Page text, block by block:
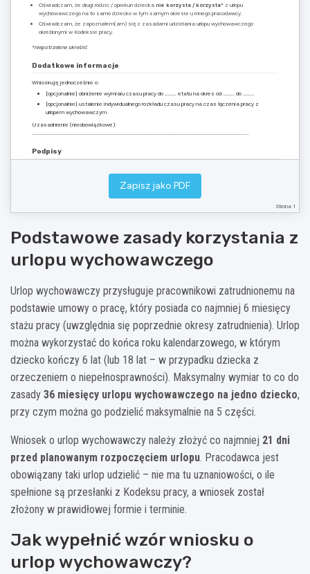
Oświadczam, że drugi rodzic / opiekun dziecka nie korzysta / korzysta* z urlopu
wychowawczego na to samo dziecko w tym samym okresie u innego pracodawcy.
Oświadczam, że zapoznałem(am) się z zasadami udzielania urlopu wychowawczego
określonymi w Kodeksie pracy.
*niepotrzebne skreślić
Dodatkowe informacje
Wnioskuję jednocześnie o:
[opcjonalnie] obniżenie wymiaru czasu pracy do ………. etatu na okres od ………. do ……….
[opcjonalnie] ustalenie indywidualnego rozkładu czasu pracy na czas łączenia pracy z
urlopem wychowawczym
Uzasadnienie (nieobowiązkowe):
Podpisy
[ ] Inna decyzja / uwagi: ………………………………………………………………………………………………………………..
……………………………………………………
przepisów Kodeksu pracy.
Strona 1
Zapisz jako PDF
Podstawowe zasady korzystania z
urlopu wychowawczego
Urlop wychowawczy przysługuje pracownikowi zatrudnionemu na
podstawie umowy o pracę, który posiada co najmniej 6 miesięcy
stażu pracy (uwzględnia się poprzednie okresy zatrudnienia). Urlop
można wykorzystać do końca roku kalendarzowego, w którym
dziecko kończy 6 lat (lub 18 lat – w przypadku dziecka z
orzeczeniem o niepełnosprawności). Maksymalny wymiar to co do
zasady 36 miesięcy urlopu wychowawczego na jedno dziecko,
przy czym można go podzielić maksymalnie na 5 części.
Wniosek o urlop wychowawczy należy złożyć co najmniej 21 dni
przed planowanym rozpoczęciem urlopu. Pracodawca jest
obowiązany taki urlop udzielić – nie ma tu uznaniowości, o ile
spełnione są przesłanki z Kodeksu pracy, a wniosek został
złożony w prawidłowej formie i terminie.
Jak wypełnić wzór wniosku o
urlop wychowawczy?